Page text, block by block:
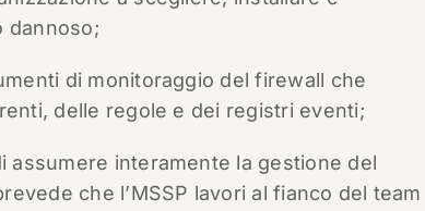
dannoso;
di monitoraggio del firewall che
delle regole e dei registri eventi;
assumere interamente la gestione del
che l’MSSP lavori al fianco del team